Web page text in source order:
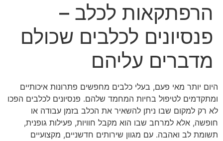
הרפתקאות לכלב –
פנסיונים לכלבים שכולם
מדברים עליהם
היום יותר מאי פעם, בעלי כלבים מחפשים פתרונות איכותיים
ומתקדמים לטיפול בחיות המחמד שלהם. פנסיונים לכלבים הפכו
לא רק למקום שבו ניתן להשאיר את הכלב בזמן עבודה או
חופשה, אלא למרחב שבו הוא מקבל חוויות, פעילות גופנית,
תשומת לב ואהבה. עם מגוון שירותים חדשניים, מקצועיים